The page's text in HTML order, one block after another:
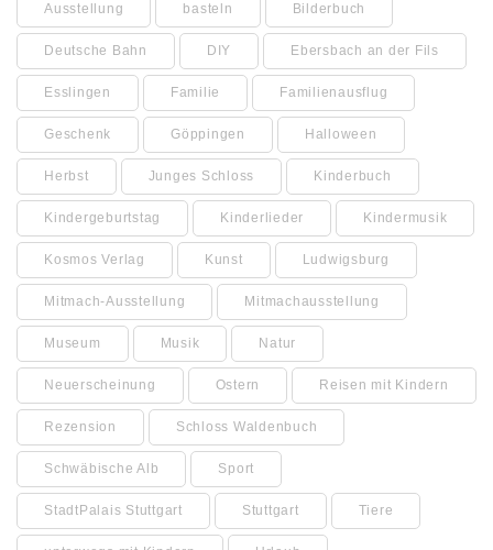
Ausstellung basteln Bilderbuch
Deutsche Bahn DIY Ebersbach an der Fils
Esslingen Familie Familienausflug
Geschenk Göppingen Halloween
Herbst Junges Schloss Kinderbuch
Kindergeburtstag Kinderlieder Kindermusik
Kosmos Verlag Kunst Ludwigsburg
Mitmach-Ausstellung Mitmachausstellung
Museum Musik Natur
Neuerscheinung Ostern Reisen mit Kindern
Rezension Schloss Waldenbuch
Schwäbische Alb Sport
StadtPalais Stuttgart Stuttgart Tiere